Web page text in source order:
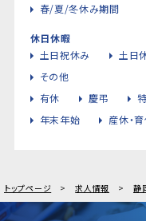
春/夏/冬休み期間
休日休暇
土日祝休み
土日
その他
有休
慶弔
年末年始
産休・
トップページ 求人情報 静